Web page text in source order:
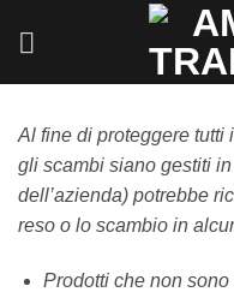
Al fine di proteggere tutti
gli scambi siano gestiti
dell’azienda) potrebbe
reso o lo scambio in
Prodotti che non